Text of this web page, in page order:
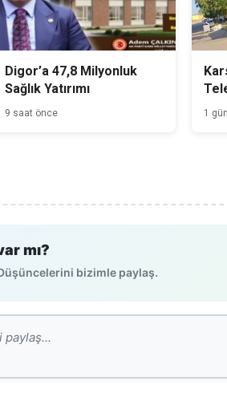
Digor’a 47,8 Milyonluk
Sağlık Yatırımı
9 saat önce 1
mı?
bizimle paylaş.